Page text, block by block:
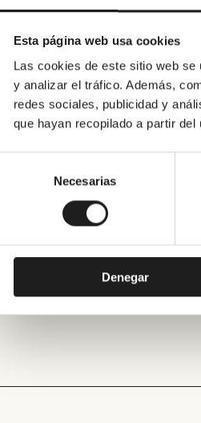
Esta página web usa cookies
Las cookies de este sitio web
y analizar el tráfico. Además,
redes sociales, publicidad y
que hayan recopilado a partir
consentimiento
Necesarias
Denegar
¿Qué